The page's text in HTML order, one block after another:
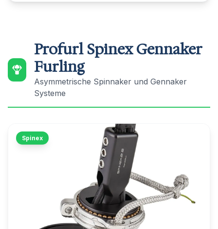
Profurl Spinex Gennaker
Furling
Asymmetrische Spinnaker und Gennaker
Systeme
Spinex